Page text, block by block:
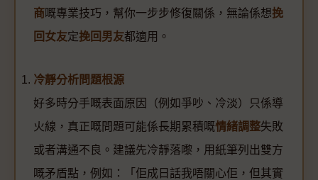
商嘅專業技巧，幫你一步步修復關係，無論係想挽
回女友定挽回男友都適用。
冷靜分析問題根源
好多時分手嘅表面原因（例如爭吵、冷淡）只係導
火線，真正嘅問題可能係長期累積嘅情緒調整失敗
或者溝通不良。建議先冷靜落嚟，用紙筆列出雙方
嘅矛盾點，例如：「佢成日話我唔關心佢，但其實